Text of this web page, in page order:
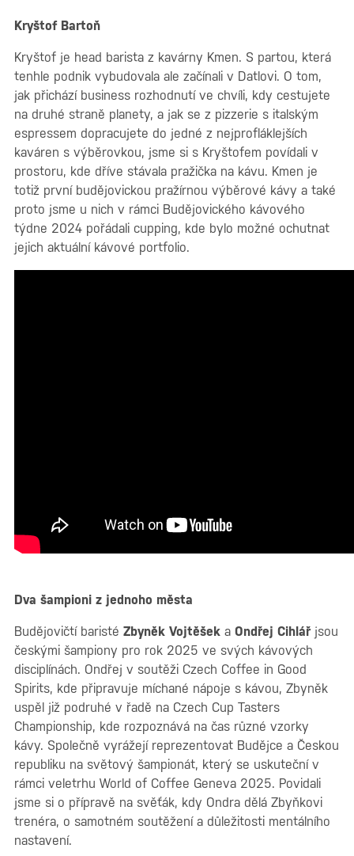
Kryštof Bartoň
Kryštof je head barista z kavárny Kmen. S partou, která
tenhle podnik vybudovala ale začínali v Datlovi. O tom,
jak přichází business rozhodnutí ve chvíli, kdy cestujete
na druhé straně planety, a jak se z pizzerie s italským
espressem dopracujete do jedné z nejprofláklejších
kaváren s výběrovkou, jsme si s Kryštofem povídali v
prostoru, kde dříve stávala pražička na kávu. Kmen je
totiž první budějovickou pražírnou výběrové kávy a také
proto jsme u nich v rámci Budějovického kávového
týdne 2024 pořádali cupping, kde bylo možné ochutnat
jejich aktuální kávové portfolio.
Dva šampioni z jednoho města
Budějovičtí baristé Zbyněk Vojtěšek a Ondřej Cihlář jsou
českými šampiony pro rok 2025 ve svých kávových
disciplínách. Ondřej v soutěži Czech Coffee in Good
Spirits, kde připravuje míchané nápoje s kávou, Zbyněk
uspěl již podruhé v řadě na Czech Cup Tasters
Championship, kde rozpoznává na čas různé vzorky
kávy. Společně vyrážejí reprezentovat Budějce a Českou
republiku na světový šampionát, který se uskuteční v
rámci veletrhu World of Coffee Geneva 2025. Povidali
jsme si o přípravě na svěťák, kdy Ondra dělá Zbyňkovi
trenéra, o samotném soutěžení a důležitosti mentálního
nastavení.